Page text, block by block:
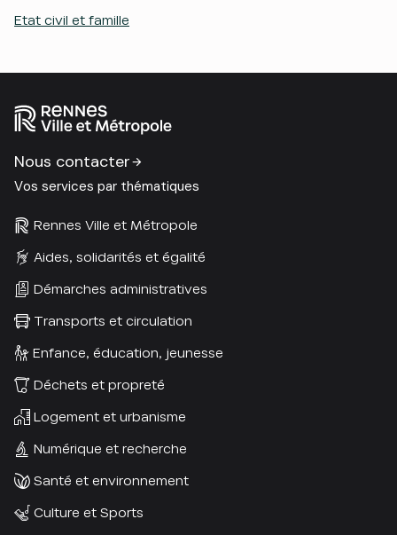
Etat civil et famille
Nous contacter
Vos services par thématiques
Rennes Ville et Métropole
Aides, solidarités et égalité
Démarches administratives
Transports et circulation
Enfance, éducation, jeunesse
Déchets et propreté
Logement et urbanisme
Numérique et recherche
Santé et environnement
Culture et Sports